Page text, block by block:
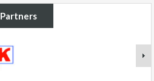
Partners